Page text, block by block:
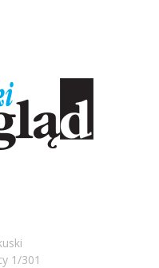
1/301